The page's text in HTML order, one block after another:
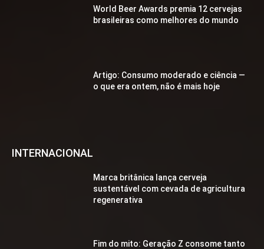
World Beer Awards premia 12 cervejas
brasileiras como melhores do mundo
Artigo: Consumo moderado e ciência —
o que era ontem, não é mais hoje
INTERNACIONAL
Marca britânica lança cerveja
sustentável com cevada de agricultura
regenerativa
Fim do mito: Geração Z consome tanto